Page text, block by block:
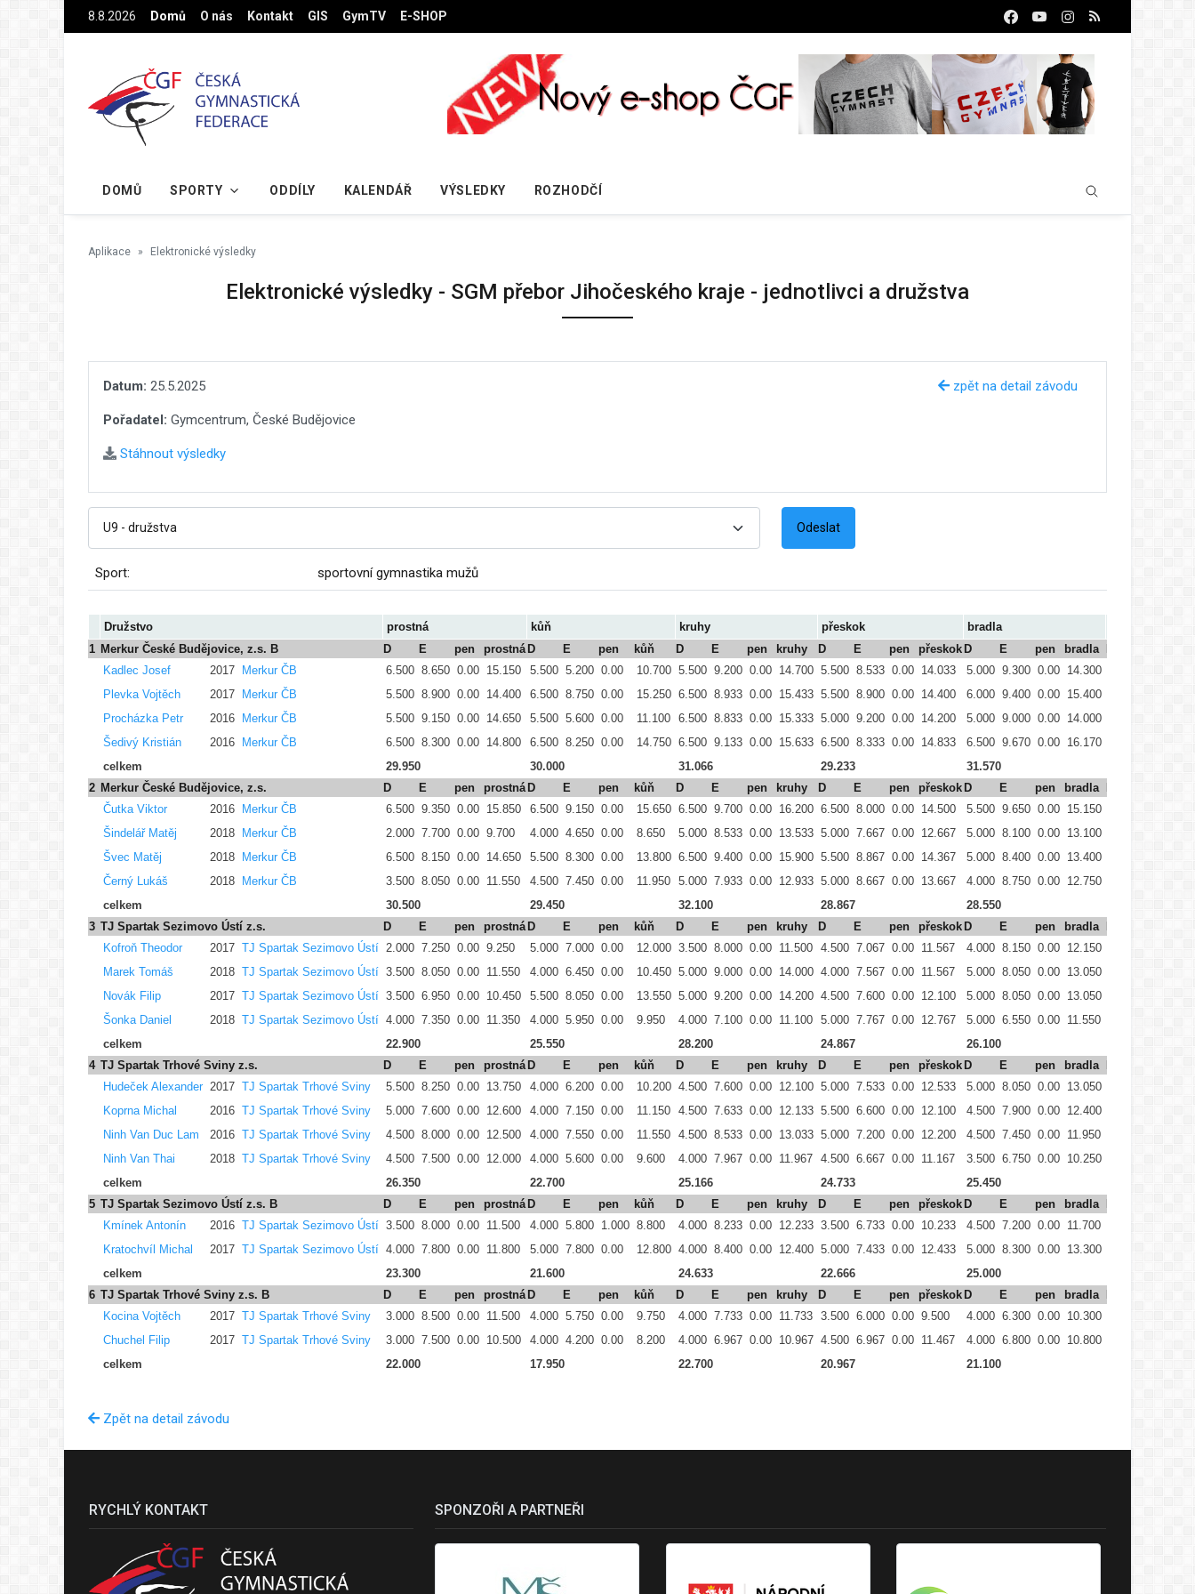
Na hlavní obsah8.8.2026 Domů O nás Kontakt GIS GymTV E-SHOP
DOMŮ SPORTY ODDÍLY KALENDÁŘ VÝSLEDKY ROZHODČÍ
Aplikace Elektronické výsledky
Elektronické výsledky - SGM přebor Jihočeského kraje - jednotlivci a družstva
zpět na detail závodu
Datum: 25.5.2025
Pořadatel: Gymcentrum, České Budějovice
Stáhnout výsledky
Sport: sportovní gymnastika mužů
Družstvo prostná kůň kruhy přeskok bradla
1 Merkur České Budějovice, z.s. B D E pen prostná D E pen kůň D E pen kruhy D E pen přeskok D E pen bradla
Kadlec Josef
2017 Merkur ČB 6.500 8.650 0.00 15.150 5.500 5.200 0.00 10.700 5.500 9.200 0.00 14.700 5.500 8.533 0.00 14.033 5.000 9.300 0.00 14.300
Plevka Vojtěch
2017 Merkur ČB 5.500 8.900 0.00 14.400 6.500 8.750 0.00 15.250 6.500 8.933 0.00 15.433 5.500 8.900 0.00 14.400 6.000 9.400 0.00 15.400
Procházka Petr
2016 Merkur ČB 5.500 9.150 0.00 14.650 5.500 5.600 0.00 11.100 6.500 8.833 0.00 15.333 5.000 9.200 0.00 14.200 5.000 9.000 0.00 14.000
Šedivý Kristián
2016 Merkur ČB 6.500 8.300 0.00 14.800 6.500 8.250 0.00 14.750 6.500 9.133 0.00 15.633 6.500 8.333 0.00 14.833 6.500 9.670 0.00 16.170
celkem
29.950 30.000 31.066 29.233 31.570
2 Merkur České Budějovice, z.s. D E pen prostná D E pen kůň D E pen kruhy D E pen přeskok D E pen bradla
Čutka Viktor
2016 Merkur ČB 6.500 9.350 0.00 15.850 6.500 9.150 0.00 15.650 6.500 9.700 0.00 16.200 6.500 8.000 0.00 14.500 5.500 9.650 0.00 15.150
Šindelář Matěj
2018 Merkur ČB 2.000 7.700 0.00 9.700 4.000 4.650 0.00 8.650 5.000 8.533 0.00 13.533 5.000 7.667 0.00 12.667 5.000 8.100 0.00 13.100
Švec Matěj
2018 Merkur ČB 6.500 8.150 0.00 14.650 5.500 8.300 0.00 13.800 6.500 9.400 0.00 15.900 5.500 8.867 0.00 14.367 5.000 8.400 0.00 13.400
Černý Lukáš
2018 Merkur ČB 3.500 8.050 0.00 11.550 4.500 7.450 0.00 11.950 5.000 7.933 0.00 12.933 5.000 8.667 0.00 13.667 4.000 8.750 0.00 12.750
celkem
30.500 29.450 32.100 28.867 28.550
3 TJ Spartak Sezimovo Ústí z.s. D E pen prostná D E pen kůň D E pen kruhy D E pen přeskok D E pen bradla
Kofroň Theodor
2017 TJ Spartak Sezimovo Ústí 2.000 7.250 0.00 9.250 5.000 7.000 0.00 12.000 3.500 8.000 0.00 11.500 4.500 7.067 0.00 11.567 4.000 8.150 0.00 12.150
Marek Tomáš
2018 TJ Spartak Sezimovo Ústí 3.500 8.050 0.00 11.550 4.000 6.450 0.00 10.450 5.000 9.000 0.00 14.000 4.000 7.567 0.00 11.567 5.000 8.050 0.00 13.050
Novák Filip
2017 TJ Spartak Sezimovo Ústí 3.500 6.950 0.00 10.450 5.500 8.050 0.00 13.550 5.000 9.200 0.00 14.200 4.500 7.600 0.00 12.100 5.000 8.050 0.00 13.050
Šonka Daniel
2018 TJ Spartak Sezimovo Ústí 4.000 7.350 0.00 11.350 4.000 5.950 0.00 9.950 4.000 7.100 0.00 11.100 5.000 7.767 0.00 12.767 5.000 6.550 0.00 11.550
celkem
22.900 25.550 28.200 24.867 26.100
4 TJ Spartak Trhové Sviny z.s. D E pen prostná D E pen kůň D E pen kruhy D E pen přeskok D E pen bradla
Hudeček Alexander 2017 TJ Spartak Trhové Sviny 5.500 8.250 0.00 13.750 4.000 6.200 0.00 10.200 4.500 7.600 0.00 12.100 5.000 7.533 0.00 12.533 5.000 8.050 0.00 13.050
Koprna Michal
2016 TJ Spartak Trhové Sviny 5.000 7.600 0.00 12.600 4.000 7.150 0.00 11.150 4.500 7.633 0.00 12.133 5.500 6.600 0.00 12.100 4.500 7.900 0.00 12.400
Ninh Van Duc Lam
2016 TJ Spartak Trhové Sviny 4.500 8.000 0.00 12.500 4.000 7.550 0.00 11.550 4.500 8.533 0.00 13.033 5.000 7.200 0.00 12.200 4.500 7.450 0.00 11.950
Ninh Van Thai
2018 TJ Spartak Trhové Sviny 4.500 7.500 0.00 12.000 4.000 5.600 0.00 9.600 4.000 7.967 0.00 11.967 4.500 6.667 0.00 11.167 3.500 6.750 0.00 10.250
celkem
26.350 22.700 25.166 24.733 25.450
5 TJ Spartak Sezimovo Ústí z.s. B D E pen prostná D E pen kůň D E pen kruhy D E pen přeskok D E pen bradla
Kmínek Antonín
2016 TJ Spartak Sezimovo Ústí 3.500 8.000 0.00 11.500 4.000 5.800 1.000 8.800 4.000 8.233 0.00 12.233 3.500 6.733 0.00 10.233 4.500 7.200 0.00 11.700
Kratochvíl Michal
2017 TJ Spartak Sezimovo Ústí 4.000 7.800 0.00 11.800 5.000 7.800 0.00 12.800 4.000 8.400 0.00 12.400 5.000 7.433 0.00 12.433 5.000 8.300 0.00 13.300
celkem
23.300 21.600 24.633 22.666 25.000
6 TJ Spartak Trhové Sviny z.s. B D E pen prostná D E pen kůň D E pen kruhy D E pen přeskok D E pen bradla
Kocina Vojtěch
2017 TJ Spartak Trhové Sviny 3.000 8.500 0.00 11.500 4.000 5.750 0.00 9.750 4.000 7.733 0.00 11.733 3.500 6.000 0.00 9.500 4.000 6.300 0.00 10.300
Chuchel Filip
2017 TJ Spartak Trhové Sviny 3.000 7.500 0.00 10.500 4.000 4.200 0.00 8.200 4.000 6.967 0.00 10.967 4.500 6.967 0.00 11.467 4.000 6.800 0.00 10.800
celkem
22.000 17.950 22.700 20.967 21.100
Zpět na detail závodu
RYCHLÝ KONTAKT SPONZOŘI A PARTNEŘI